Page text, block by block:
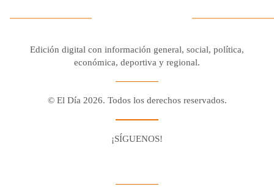
Edición digital con información general, social, política,
económica, deportiva y regional.
© El Día 2026. Todos los derechos reservados.
¡SÍGUENOS!